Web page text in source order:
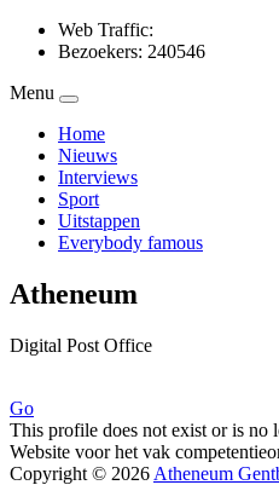
Web Traffic:
Bezoekers: 240546
Menu
Home
Nieuws
Interviews
Sport
Uitstappen
Everybody famous
Atheneum
Digital Post Office
Go
This profile does not exist or is no
Website voor het vak
Copyright © 2026 Atheneum